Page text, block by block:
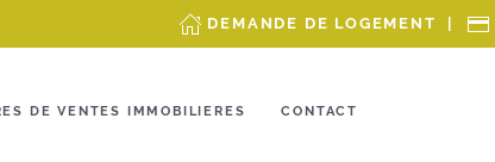
DEMANDE DE LOGEMENT
DE VENTES IMMOBILIERES CONTACT